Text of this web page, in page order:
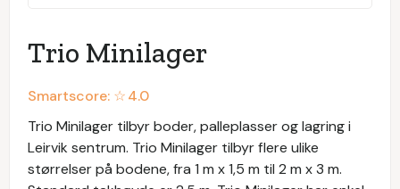
Trio Minilager
Smartscore: ☆4.0
Trio Minilager tilbyr boder, palleplasser og lagring i
Leirvik sentrum. Trio Minilager tilbyr flere ulike
størrelser på bodene, fra 1 m x 1,5 m til 2 m x 3 m.